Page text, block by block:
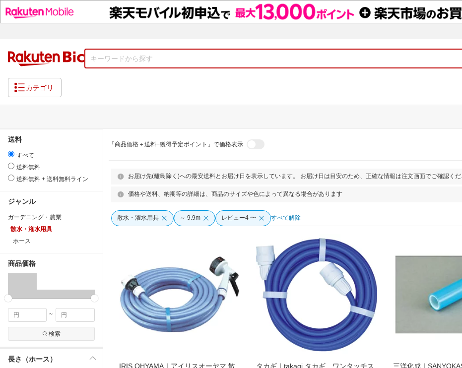
カテゴリ
送料
すべて
送料無料
送料無料 + 送料無料ライン
ジャンル
ガーデニング・農業
散水・潅水用具
ホース
商品価格
~
検索
長さ（ホース）
「商品価格＋送料−獲得予定ポイント」で価格表示
お届け先(離島除く)への最安送料とお届け日を表示しています。 お届け日は目安のため、正確な情報は注文画面でご確認くだ
価格や送料、納期等の詳細は、商品のサイズや色によって異なる場合があります
散水・潅水用具 ～ 9.9m レビュー4 〜 すべて解除
IRIS OHYAMA｜アイリスオーヤマ 散
タカギ｜takagi タカギ ワンタッチス
三洋化成｜